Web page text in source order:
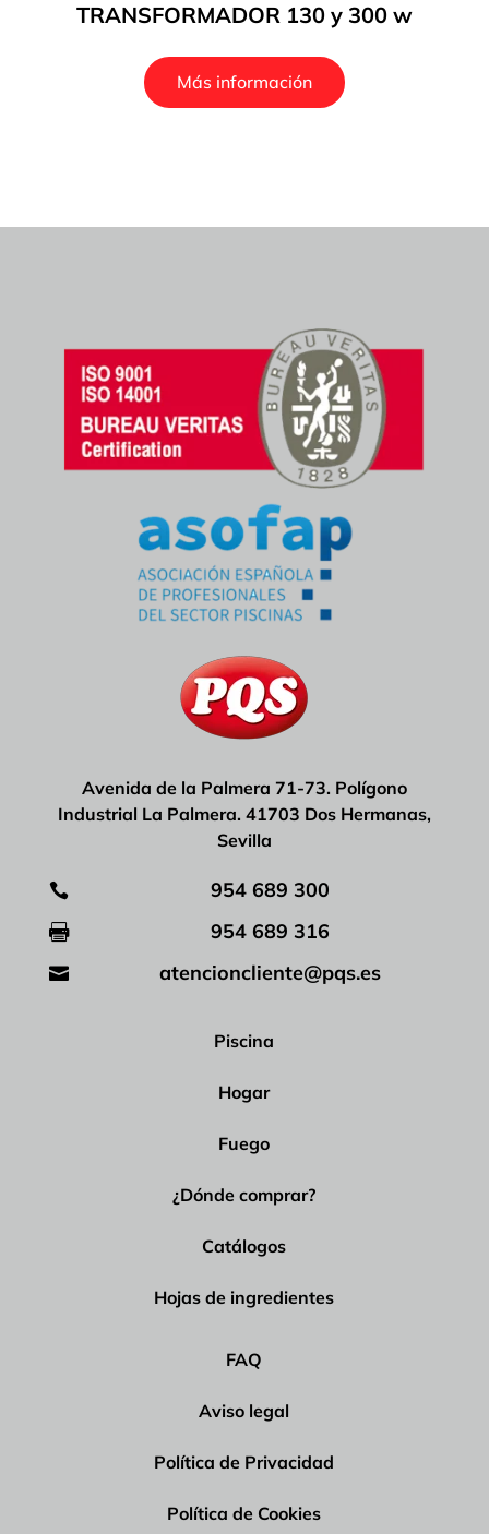
TRANSFORMADOR 130 y 300 w
Más información
Avenida de la Palmera 71-73. Polígono
Industrial La Palmera. 41703 Dos Hermanas,
Sevilla
 954 689 300
 954 689 316
 atencioncliente@pqs.es
Piscina
Hogar
Fuego
¿Dónde comprar?
Catálogos
Hojas de ingredientes
FAQ
Aviso legal
Política de Privacidad
Política de Cookies